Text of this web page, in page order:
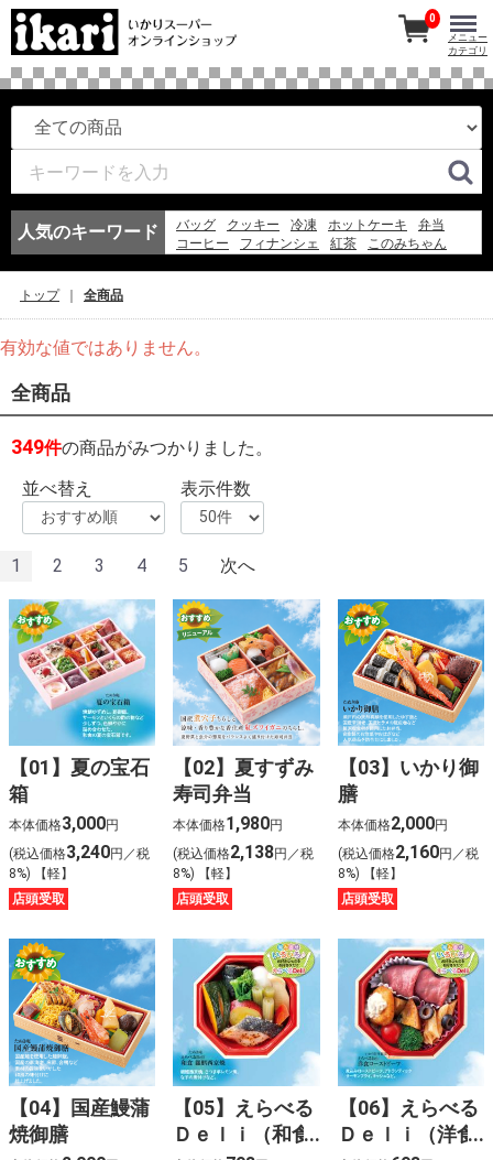
人気のキーワード バッグ クッキー 冷凍 ホットケーキ
弁当
コーヒー
フィナンシェ 紅茶
このみちゃん
0
メニュー
カテゴリ
トップ 全商品
有効な値ではありません。
全商品
349件の商品がみつかりました。
並べ替え
表示件数
1 2 3 4 5 次へ
【01】夏の宝石
箱
本体価格3,000円
(税込価格3,240円／税
8%) 【軽】
店頭受取
【02】夏すずみ
寿司弁当
本体価格1,980円
(税込価格2,138円／税
8%) 【軽】
店頭受取
【03】いかり御
膳
本体価格2,000円
(税込価格2,160円／税
8%) 【軽】
店頭受取
【04】国産鰻蒲
焼御膳
【05】えらべる
Ｄｅｌｉ（和食
【06】えらべる
Ｄｅｌｉ（洋食